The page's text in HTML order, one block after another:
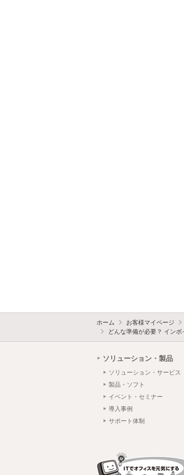
ホーム お客様マイページ
どんな準備が必要？ イン
ソリューション・製品
ソリューション・サービス
製品・ソフト
イベント・セミナー
導入事例
サポート体制